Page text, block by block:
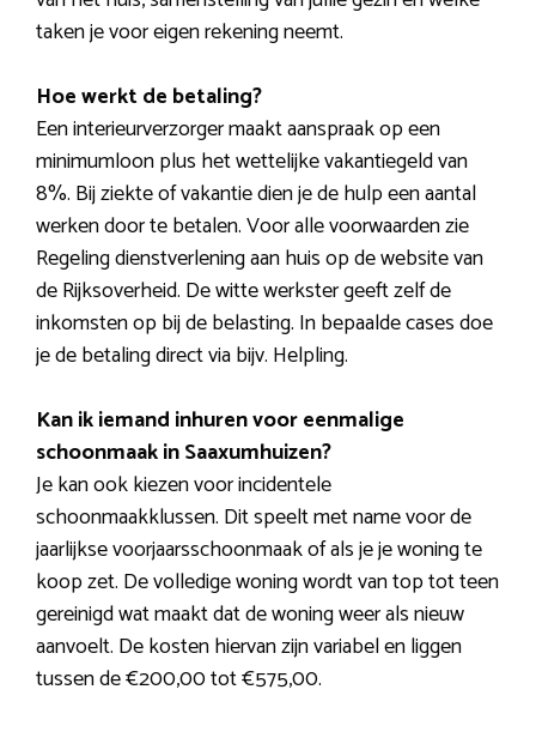
taken je voor eigen rekening neemt.
Hoe werkt de betaling?
Een interieurverzorger maakt aanspraak op een
minimumloon plus het wettelijke vakantiegeld van
8%. Bij ziekte of vakantie dien je de hulp een aantal
werken door te betalen. Voor alle voorwaarden zie
Regeling dienstverlening aan huis op de website van
de Rijksoverheid. De witte werkster geeft zelf de
inkomsten op bij de belasting. In bepaalde cases doe
je de betaling direct via bijv. Helpling.
Kan ik iemand inhuren voor eenmalige
schoonmaak in Saaxumhuizen?
Je kan ook kiezen voor incidentele
schoonmaakklussen. Dit speelt met name voor de
jaarlijkse voorjaarsschoonmaak of als je je woning te
koop zet. De volledige woning wordt van top tot teen
gereinigd wat maakt dat de woning weer als nieuw
aanvoelt. De kosten hiervan zijn variabel en liggen
tussen de €200,00 tot €575,00.